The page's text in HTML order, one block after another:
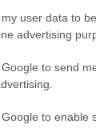
user data to
advertising
to send
to enable
a
a